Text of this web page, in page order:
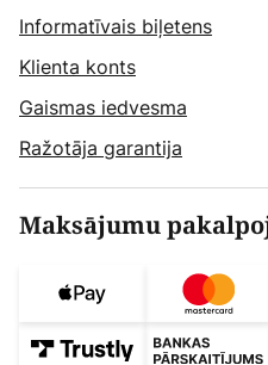
Informatīvais biļetens
Klienta konts
Gaismas iedvesma
Ražotāja garantija
Maksājumu